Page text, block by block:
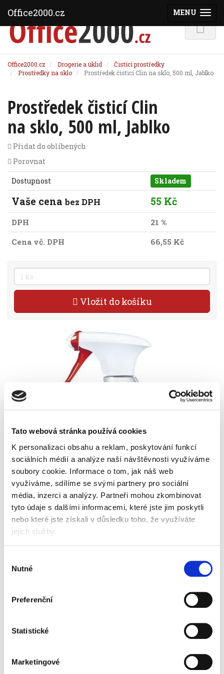
Tato webová stránka používá cookies
K personalizaci obsahu a reklam, poskytování funkcí
sociálních médií a analýze naší návštěvnosti využíváme
soubory cookie. Informace o tom, jak náš web
využíváme, sdílíme se svými partnery pro sociální
média, inzerci a analýzy. Partneři mohou zkombinovat
tyto údaje s dalšími informacemi, které jste jim poskytli
nebo které jste získali v důsledku toho, že využíváte
jejich služby.
souhlasu
Nutné
Preferenční
Statistické
Marketingové
Office2000.cz Drogerie a úklid
Čistící prostředky
Prostředky na sklo
Prostředek čisticí Clin na sklo, 500 ml, Jablko
Prostředek čisticí Clin
na sklo, 500 ml, Jablko
Přidat do oblíbených
Porovnat
Dostupnost Skladem
Vaše cena bez DPH 55 Kč
DPH
21 %
Cena vč. DPH
66,55 Kč
Vložit do košíku
omyvatelných ploch (např. sklo, zrcadla, TV
MENU
Office2000.cz